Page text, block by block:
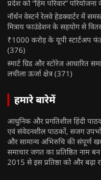
प्रदेश को “हिम परिवार”
नॉर्थन वेस्टर्न रेलवे हेडक्वार्टर में
मित्राय फाउंडेशन के सहयोग से
₹1000 करोड़ के यूपी स्टार्टअप
(376)
स्मार्ट ग्रिड और स्टोरेज आधारित
लचीला ऊर्जा क्षेत्र (371)
हमारे बारेमें
आधुनिक और प्रगतिशील हिंदी
एवं संवेदनशील पाठकों, सजग
और सामान्य अभिरुचि की संपूर्ण
समाचार जगत का प्रतिष्ठित नाम बन
2015 से इस प्रतिष्ठा को और बढ़ा